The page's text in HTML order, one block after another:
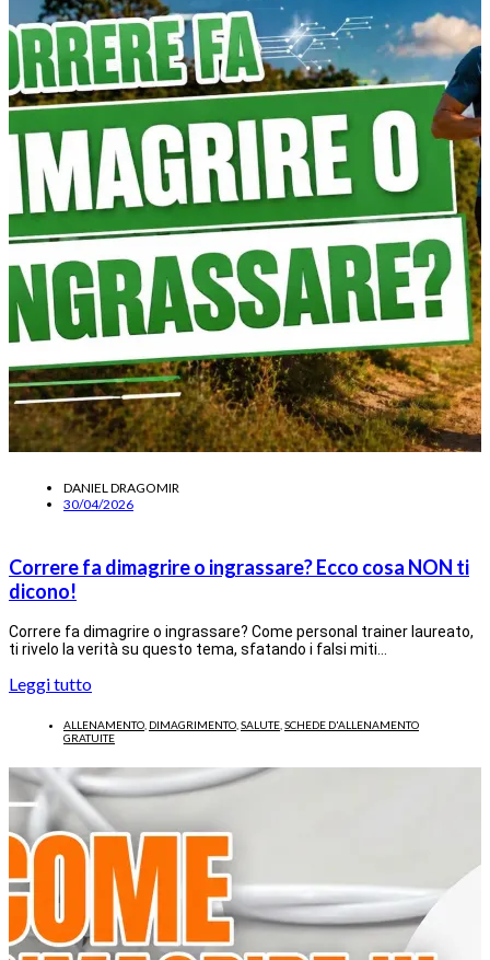
DANIEL DRAGOMIR
30/04/2026
Correre fa dimagrire o ingrassare? Ecco cosa NON ti
dicono!
Correre fa dimagrire o ingrassare? Come personal trainer laureato,
ti rivelo la verità su questo tema, sfatando i falsi miti…
Leggi tutto
ALLENAMENTO DIMAGRIMENTO SALUTE SCHEDE D'ALLENAMENTO
GRATUITE